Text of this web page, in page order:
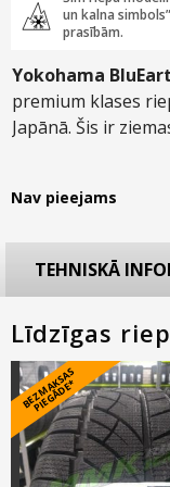
un kalna
prasībām.
Yokohama
premium klases
Japānā. Šis ir
vieglajām, gan
Nav pieejams
TEHNISKĀ
Līdzīgas
B
E
Z
M
A
K
S
A
S
PI
E
G
Ā
D
E
*